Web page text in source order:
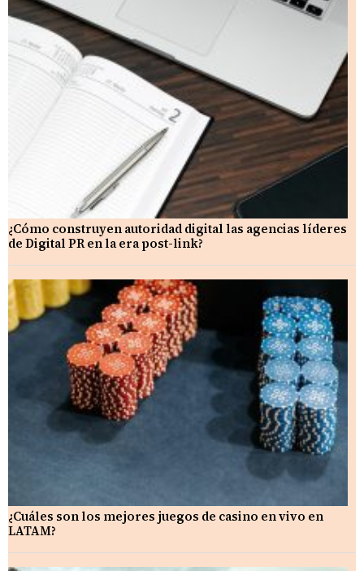
¿Cómo construyen autoridad digital las agencias líderes
de Digital PR en la era post-link?
¿Cuáles son los mejores juegos de casino en vivo en
LATAM?